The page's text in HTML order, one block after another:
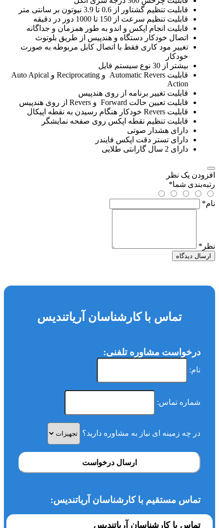
قابلیت تنظیم گشتاور از 0.6 تا 3.9 نیوتون بر سانتی متر
قابلیت تنظیم سرعت از 150 تا 1000 دور در دقیقه
قابلیت انجام اپکس و اندو به طور همزمان و جداگانه
اتصال خودکار دستگاه و هندپیس از طریق بلوتوث
تغییر مود کاری فقط با اتصال کابل مربوطه به صورت
خودکار
بیشتر از 30 نوع سیستم فایل
قابلیت Automatic Revers و Reciprocating و Auto Apical
Action
قابلیت تغییر برنامه از روی هندپیس
قابلیت تعیین حالت Forward و Revers از روی هندپیس
قابلیت Revers خودکار هنگام رسیدن به نقطه اپیکال
قابلیت تنظیم نقطه اپکس روی صفحه نمایشگر
دارای هشدار صوتی
دارای تستر دقت اپکس فایندر
دارای 2 سال گارانتی طلایی
افزودن یک نظر
رتبه‌بندی شما*
نام*
نظر *
ارسال دیدگاه
تماس با کارشناسان آریاتندیس
درخواست مشاوره تلفنی:
نام:
شماره تماس:
در چه زمینه ای نیاز به مشاوره دارید؟
ارسال درخواست
تماس مستقیم با کارشناسان آریاتندیس:
تماس با کارشناسان آریاتندیس